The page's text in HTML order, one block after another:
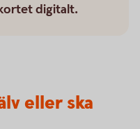
digitalt.
eller ska